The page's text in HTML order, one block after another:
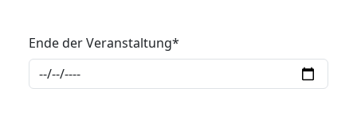
Ende der Veranstaltung*